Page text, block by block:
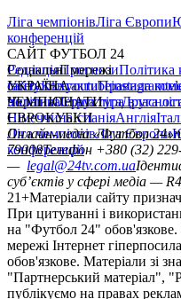
Ліга чемпіонівЛіга Європи
конференцій
САЙТ ФУТБОЛ 24
РедакціяПрогнозиПолітика
сайтуКонтактиПравила
політикаСтруктура
Соціальні мережі
facebookxyoutubeinstagram
УКРАЇНА
УкраїнаПерша лігаДруга
ЧЕМПІОНАТИ
НімеччинаІспаніяАнглія
ЄВРОКУБКИ
Ліга чемпіонівЛіга Європи
конференцій
Онлайн-медіа «Футбол 24»
79008Телефон +380 (32)
— legal@24tv.com.ua
суб’єктів у сфері медіа —
21+Матеріали сайту
При цитуванні і
на "Футбол 24" обов'язкове.
мережі Інтернет
обов'язкове. Матеріали зі
"Партнерський матеріал",
публікуємо на правах